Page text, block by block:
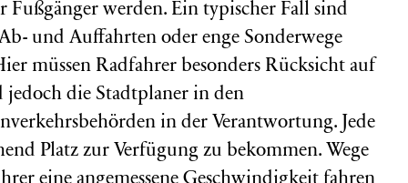
werden. Ein typischer Fall sind
und Auffahrten oder enge Sonderwege
müssen Radfahrer besonders Rücksicht auf
jedoch die Stadtplaner in den
in der Verantwortung. Jede
Platz zur Verfügung zu bekommen. Wege